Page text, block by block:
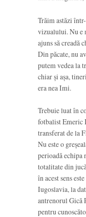
Trăim astăzi
vizualului. Nu e
ajuns să creadă
Din păcate, nu
putem vedea la
chiar și așa,
era nea Imi.
Trebuie luat în
fotbalist Emeric
transferat de la
Nu este o
perioadă echipa
totalitate din
în acest sens
Iugoslavia, la
antrenorul Gică
pentru